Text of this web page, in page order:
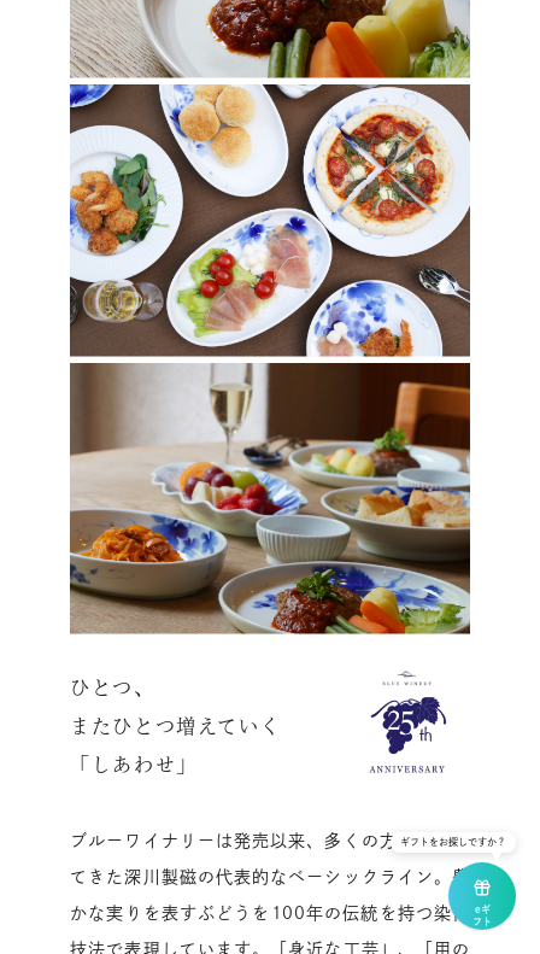
ひとつ、
またひとつ増えていく
「しあわせ」
ブルーワイナリーは発売以来、多くの方に愛され
てきた深川製磁の代表的なベーシックライン。豊
かな実りを表すぶどうを100年の伝統を持つ染付
技法で表現しています。「身近な工芸」、「用の
eギ
フト
ギフトをお探しですか？